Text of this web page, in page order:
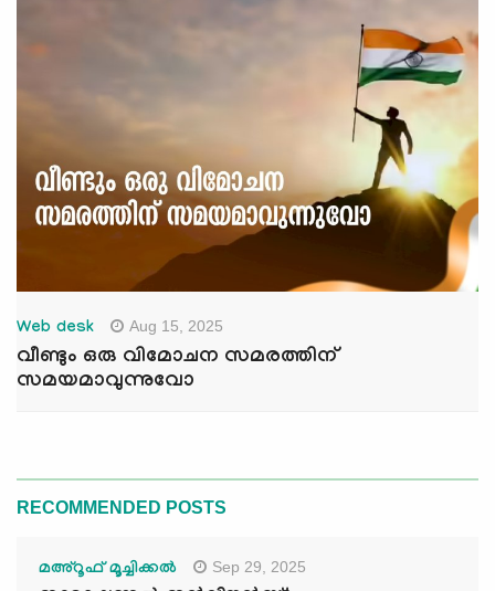
Web desk Aug 15, 2025
വീണ്ടും ഒരു വിമോചന സമരത്തിന്
സമയമാവുന്നുവോ
RECOMMENDED POSTS
മഅ്റൂഫ് മൂച്ചിക്കല്‍ Sep 29, 2025